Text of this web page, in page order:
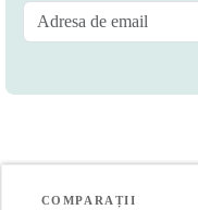
COMPARAȚII